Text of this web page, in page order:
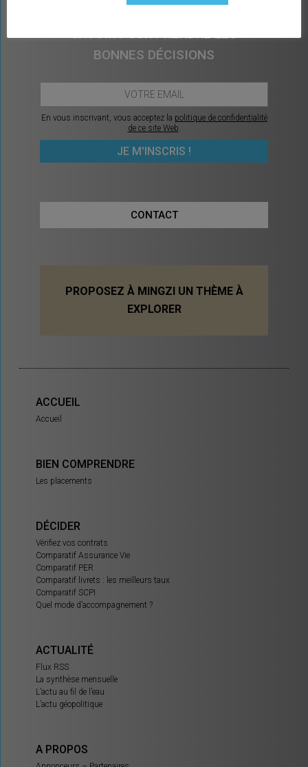
SAVOIR POUR PRENDRE LES
BONNES DÉCISIONS
En vous inscrivant, vous acceptez la politique de confidentialité
de ce site Web.
CONTACT
PROPOSEZ À MINGZI UN THÈME À
EXPLORER
ACCUEIL
Accueil
BIEN COMPRENDRE
Les placements
DÉCIDER
Vérifiez vos contrats
Comparatif Assurance Vie
Comparatif PER
Comparatif livrets : les meilleurs taux
Comparatif SCPI
Quel mode d’accompagnement ?
ACTUALITÉ
Flux RSS
La synthèse mensuelle
L’actu au fil de l’eau
L’actu géopolitique
A PROPOS